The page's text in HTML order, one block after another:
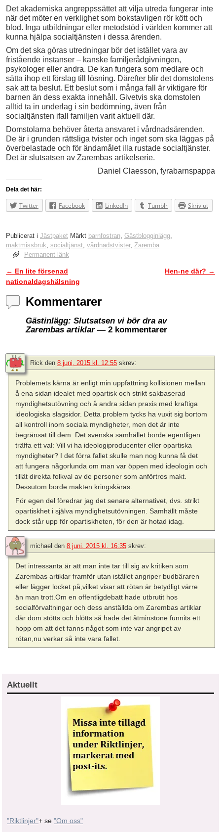
Det akademiska angreppssättet att vilja utreda fungerar inte
när det möter en verklighet som bokstavligen rör kött och
blod. Inga utbildningar eller metodstöd i världen kommer att
kunna hjälpa socialtjänsten i dessa ärenden.
Om det ska göras utredningar bör det istället vara av
fristående instanser – kanske familjerådgivningen,
psykologer eller andra. De kan fungera som medlare och
sätta ihop ett förslag till lösning. Därefter blir det domstolens
sak att ta beslut. Ett beslut som i många fall är viktigare för
barnen än dess exakta innehåll. Givetvis ska domstolen
alltid ta in underlag i sin bedömning, även från
socialtjänsten ifall familjen varit aktuell där.
Domstolarna behöver återta ansvaret i vårdnadsärenden.
De är i grunden rättsliga tvister och inget som ska läggas på
överbelastade och för ändamålet illa rustade socialtjänster.
Det är slutsatsen av Zarembas artikelserie.
Daniel Claesson, fyrabarnspappa
Dela det här:
Twitter Facebook LinkedIn Tumblr Skriv ut
Publicerat i Jästpaket Märkt barnfostran Gästblogginlägg
maktmissbruk socialtjänst vårdnadstvister, Zaremba
Permanent länk
Inläggsnavigering
← En lite försenad
nationaldagshälsning
Hen-ne där? →
Kommentarer
Gästinlägg: Slutsatsen vi bör dra av
Zarembas artiklar— 2 kommentarer
Rick den 8 juni, 2015 kl. 12:55 skrev:
Problemets kärna är enligt min uppfattning kollisionen mellan
å ena sidan idealet med opartisk och strikt sakbaserad
myndighetsutövning och å andra sidan praxis med kraftiga
ideologiska slagsidor. Detta problem tycks ha vuxit sig bortom
all kontroll inom sociala myndigheter, men det är inte
begränsat till dem. Det svenska samhället borde egentligen
träffa ett val: Vill vi ha ideologiproducenter eller opartiska
myndigheter? I det förra fallet skulle man nog kunna få det
att fungera någorlunda om man var öppen med ideologin och
tillät direkta folkval av de personer som anförtros makt.
Dessutom borde makten kringskäras.
För egen del föredrar jag det senare alternativet, dvs. strikt
opartiskhet i själva myndighetsutövningen. Samhällt måste
dock står upp för opartiskheten, för den är hotad idag.
michael den 8 juni, 2015 kl. 16:35 skrev:
Det intressanta är att man inte tar till sig av kritiken som
Zarembas artiklar framför utan istället angriper budbäraren
eller lägger locket på,vilket visar att rötan är betydligt värre
än man trott.Om en offentligdebatt hade utbrutit hos
socialförvaltningar och dess anställda om Zarembas artiklar
där dom stötts och blötts så hade det åtminstone funnits ett
hopp om att det fanns något som inte var angripet av
rötan,nu verkar så inte vara fallet.
Aktuellt
"Riktlinjer"+ se "Om oss"